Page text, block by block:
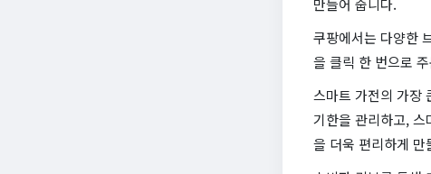
만들어 줍니다.
쿠팡에서는 다양한
을 클릭 한 번으로
스마트 가전의 가장
기한을 관리하고,
을 더욱 편리하게 만